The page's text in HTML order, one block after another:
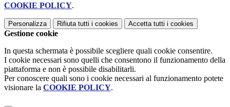
COOKIE POLICY.
Personalizza Rifiuta tutti i cookies Accetta tutti i cookies
Gestione cookie
In questa schermata è possibile scegliere quali cookie consentire.
I cookie necessari sono quelli che consentono il funzionamento della
piattaforma e non è possibile disabilitarli.
Per conoscere quali sono i cookie necessari al funzionamento potete
visionare la COOKIE POLICY.